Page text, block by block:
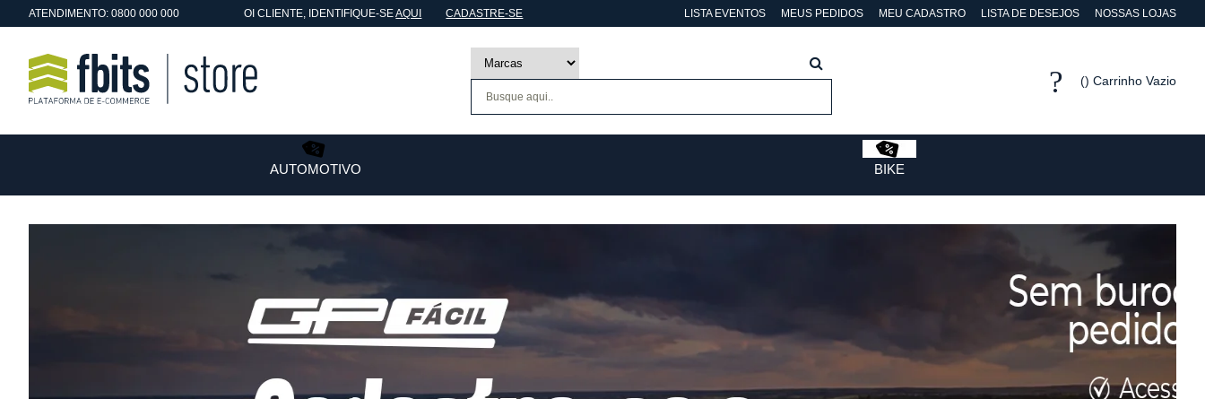
ATENDIMENTO: 0800 000 000 OICLIENTE, IDENTIFIQUE-SEAQUI CADASTRE-SE LISTA EVENTOS MEUS PEDIDOS MEU CADASTRO LISTA DE DESEJOS NOSSAS LOJAS
Carrinho Vazio
AUTOMOTIVO BIKE